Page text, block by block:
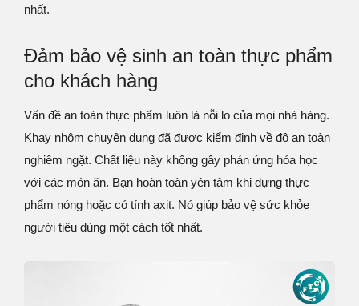
nhất.
Đảm bảo vệ sinh an toàn thực phẩm
cho khách hàng
Vấn đề an toàn thực phẩm luôn là nỗi lo của mọi nhà hàng.
Khay nhôm chuyên dụng đã được kiểm định về độ an toàn
nghiêm ngặt. Chất liệu này không gây phản ứng hóa học
với các món ăn. Bạn hoàn toàn yên tâm khi đựng thực
phẩm nóng hoặc có tính axit. Nó giúp bảo vệ sức khỏe
người tiêu dùng một cách tốt nhất.